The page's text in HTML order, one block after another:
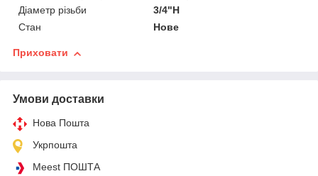
Діаметр різьби
3/4"Н
Стан
Нове
Приховати
Умови доставки
Нова Пошта
Укрпошта
Meest ПОШТА